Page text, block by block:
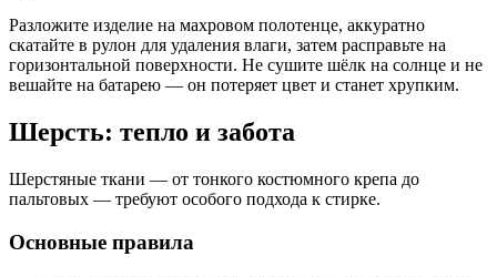
Разложите изделие на махровом полотенце, аккуратно
скатайте в рулон для удаления влаги, затем расправьте на
горизонтальной поверхности. Не сушите шёлк на солнце и не
вешайте на батарею — он потеряет цвет и станет хрупким.
Шерсть: тепло и забота
Шерстяные ткани — от тонкого костюмного крепа до
пальтовых — требуют особого подхода к стирке.
Основные правила